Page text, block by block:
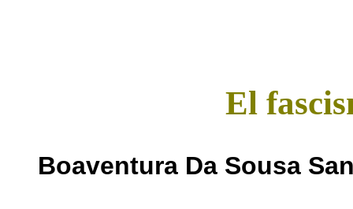
El
Boaventura Da Sousa